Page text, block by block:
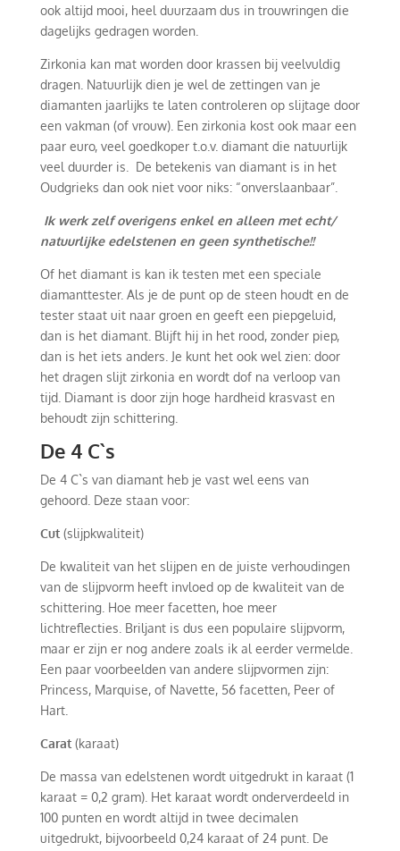
ook altijd mooi, heel duurzaam dus in trouwringen die
dagelijks gedragen worden.
Zirkonia kan mat worden door krassen bij veelvuldig
dragen. Natuurlijk dien je wel de zettingen van je
diamanten jaarlijks te laten controleren op slijtage door
een vakman (of vrouw). Een zirkonia kost ook maar een
paar euro, veel goedkoper t.o.v. diamant die natuurlijk
veel duurder is. De betekenis van diamant is in het
Oudgrieks dan ook niet voor niks: “onverslaanbaar”.
Ik werk zelf overigens enkel en alleen met echt/
natuurlijke edelstenen en geen synthetische!!
Of het diamant is kan ik testen met een speciale
diamanttester. Als je de punt op de steen houdt en de
tester staat uit naar groen en geeft een piepgeluid,
dan is het diamant. Blijft hij in het rood, zonder piep,
dan is het iets anders. Je kunt het ook wel zien: door
het dragen slijt zirkonia en wordt dof na verloop van
tijd. Diamant is door zijn hoge hardheid krasvast en
behoudt zijn schittering.
De 4 C`s
De 4 C`s van diamant heb je vast wel eens van
gehoord. Deze staan voor:
Cut (slijpkwaliteit)
De kwaliteit van het slijpen en de juiste verhoudingen
van de slijpvorm heeft invloed op de kwaliteit van de
schittering. Hoe meer facetten, hoe meer
lichtreflecties. Briljant is dus een populaire slijpvorm,
maar er zijn er nog andere zoals ik al eerder vermelde.
Een paar voorbeelden van andere slijpvormen zijn:
Princess, Marquise, of Navette, 56 facetten, Peer of
Hart.
Carat(karaat)
De massa van edelstenen wordt uitgedrukt in karaat (1
karaat = 0,2 gram). Het karaat wordt onderverdeeld in
100 punten en wordt altijd in twee decimalen
uitgedrukt, bijvoorbeeld 0,24 karaat of 24 punt. De